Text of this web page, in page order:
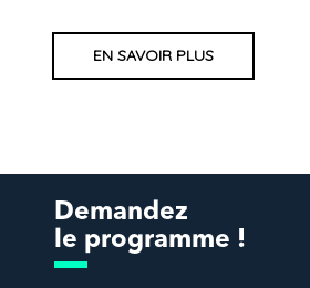
EN SAVOIR PLUS
Demandez
le programme !